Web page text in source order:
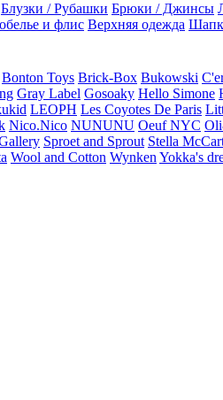
Блузки / Рубашки Брюки / Джинсы
и флис Верхняя одежда
Bonton Toys Brick-Box Bukowski
Gray Label Gosoaky Hello Simone
LEOPH Les Coyotes De Paris
Nico.Nico NUNUNU Oeuf NYC
Sproet and Sprout Stella
Wool and Cotton Wynken Yokka's